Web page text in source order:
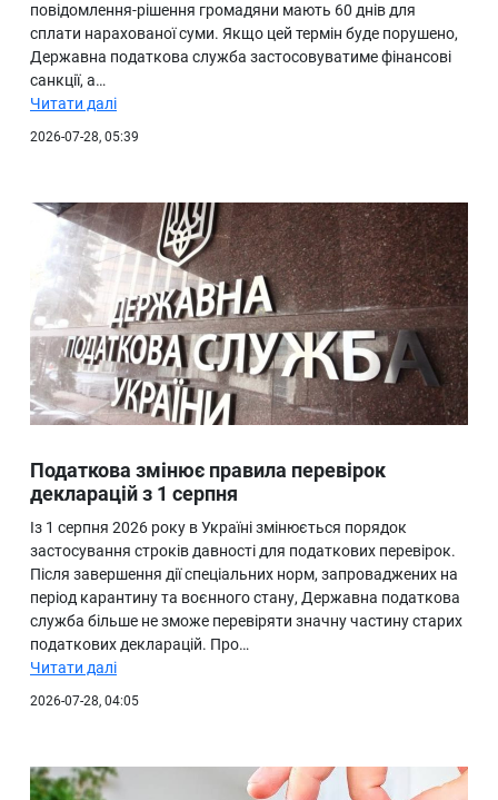
повідомлення-рішення громадяни мають 60 днів для
сплати нарахованої суми. Якщо цей термін буде порушено,
Державна податкова служба застосовуватиме фінансові
санкції, а…
Читати далі
2026-07-28, 05:39
Податкова змінює правила перевірок
декларацій з 1 серпня
Із 1 серпня 2026 року в Україні змінюється порядок
застосування строків давності для податкових перевірок.
Після завершення дії спеціальних норм, запроваджених на
період карантину та воєнного стану, Державна податкова
служба більше не зможе перевіряти значну частину старих
податкових декларацій. Про…
Читати далі
2026-07-28, 04:05